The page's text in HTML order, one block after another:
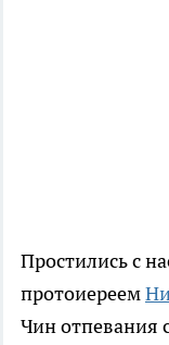
Простились с
протоиереем
Чин отпевания